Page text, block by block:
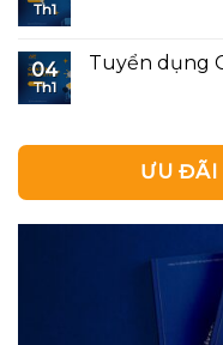
Th1
04
Th1
Tuyển dụng
ƯU ĐÃI